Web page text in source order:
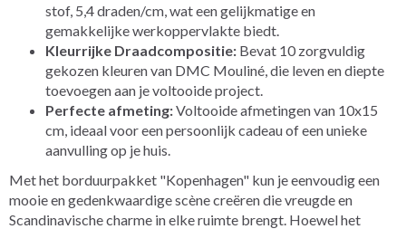
stof, 5,4 draden/cm, wat een gelijkmatige en
gemakkelijke werkoppervlakte biedt.
Kleurrijke Draadcompositie: Bevat 10 zorgvuldig
gekozen kleuren van DMC Mouliné, die leven en diepte
toevoegen aan je voltooide project.
Perfecte afmeting:Voltooide afmetingen van 10x15
cm, ideaal voor een persoonlijk cadeau of een unieke
aanvulling op je huis.
Met het borduurpakket "Kopenhagen" kun je eenvoudig een
mooie en gedenkwaardige scène creëren die vreugde en
Scandinavische charme in elke ruimte brengt. Hoewel het